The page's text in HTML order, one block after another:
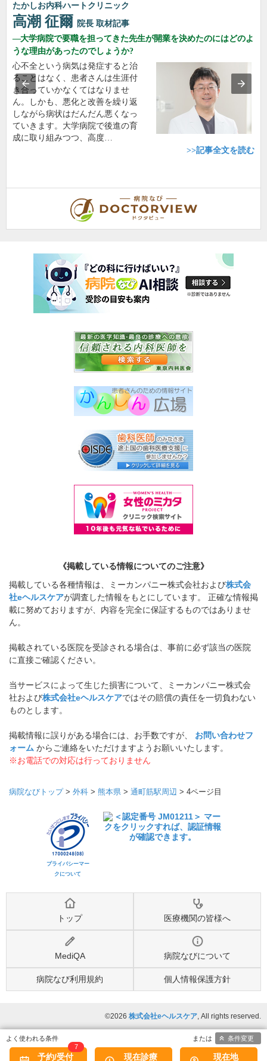
たかしお内科ハートクリニック
高潮 征爾 院長 取材記事
大学病院で要職を担ってきた先生が開業を決めたのにはどのよ
うな理由があったのでしょうか?
心不全という病気は発症すると治
ることはなく、患者さんは生涯付
き合っていかなくてはなりませ
ん。しかも、悪化と改善を繰り返
しながら病状はだんだん悪くなっ
ていきます。大学病院で後進の育
成に取り組みつつ、高度…
>>記事全文を読む
《掲載している情報についてのご注意》
掲載している各種情報は、ミーカンパニー株式会社および株式会
社eヘルスケアが調査した情報をもとにしています。 正確な情報掲
載に努めておりますが、内容を完全に保証するものではありませ
ん。
掲載されている医院を受診される場合は、事前に必ず該当の医院
に直接ご確認ください。
当サービスによって生じた損害について、ミーカンパニー株式会
社および株式会社eヘルスケアではその賠償の責任を一切負わない
ものとします。
掲載情報に誤りがある場合には、お手数ですが、 お問い合わせフ
ォーム からご連絡をいただけますようお願いいたします。
※お電話での対応は行っておりません
病院なびトップ> 外科 > 熊本県 > 通町筋駅周辺 > 4ページ目
プライバシーマー
クについて
トップ 医療機関の皆様へ
MediQA 病院なびについて
病院なび利用規約 個人情報保護方針
©2026 株式会社eヘルスケア, All rights reserved.
予約/受付
7
現在診療 現在地
条件変更